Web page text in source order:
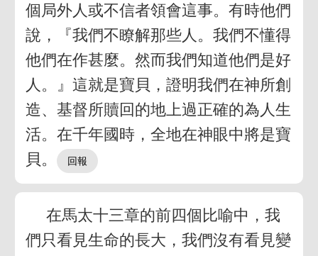
個局外人或不信者領會這事。有時他們
說，『我們不瞭解那些人。我們不懂得
他們在作甚麼。然而我們知道他們是好
人。』這就是寶貝，證明我們在神所創
造、基督所贖回的地上過正確的為人生
活。在千年國時，全地在神眼中將是寶
貝。
在馬太十三章的前四個比喻中，我
們只看見生命的長大，我們沒有看見變